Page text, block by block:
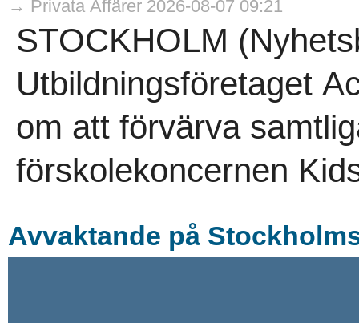
→ Privata Affärer 2026-08-07 09:21
STOCKHOLM
Utbildningsföretaget
om att förvärva
förskolekoncernen
Avvaktande på